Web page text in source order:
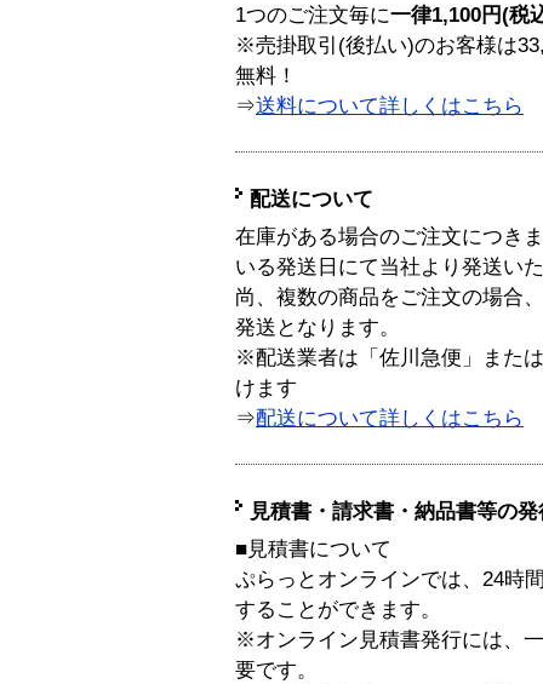
1つのご注文毎に一律1,100円(税
※売掛取引(後払い)のお客様は
無料！
⇒送料について詳しくはこちら
配送について
在庫がある場合のご注文につき
いる発送日にて当社より発送い
尚、複数の商品をご注文の場合
発送となります。
※配送業者は「佐川急便」また
けます
⇒配送について詳しくはこちら
見積書・請求書・納品書等の
■見積書について
ぷらっとオンラインでは、24時
することができます。
※オンライン見積書発行には、
要です。